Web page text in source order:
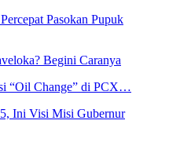
Pasokan Pupuk
Begini Caranya
“Oil Change” di PCX…
Ini Visi Misi Gubernur